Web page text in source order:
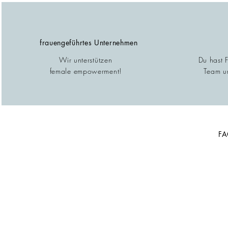
frauengeführtes Unternehmen
Wir unterstützen
female empowerment!
Du hast
Team